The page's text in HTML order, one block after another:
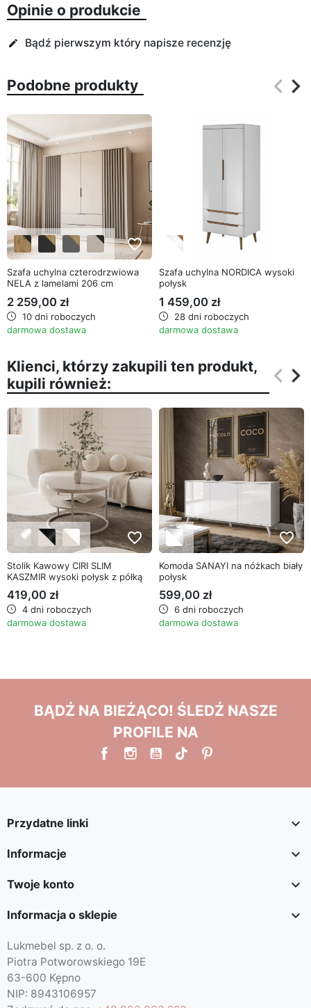
Opinie o produkcie
edit Bądź pierwszym który napisze recenzję
Podobne produkty keyboard_arrow_left
keyboard_arrow_right
favorite_border
Szafa uchylna czterodrzwiowa
NELA z lamelami 206 cm
2 259,00 zł
10 dni roboczych
darmowa dostawa
Szafa uchylna NORDICA wysoki
połysk
1 459,00 zł
28 dni roboczych
darmowa dostawa
Klienci, którzy zakupili ten produkt,
kupili również:
keyboard_arrow_left
keyboard_arrow_right
favorite_border
Stolik Kawowy CIRI SLIM
KASZMIR wysoki połysk z półką
419,00 zł
4 dni roboczych
darmowa dostawa
favorite_border
Komoda SANAYI na nóżkach biały
połysk
599,00 zł
6 dni roboczych
darmowa dostawa
BĄDŹ NA BIEŻĄCO! ŚLEDŹ NASZE
PROFILE NA
Przydatne linki 
Informacje 
Twoje konto 
Informacja o sklepie 
Lukmebel sp. z o. o.
Piotra Potworowskiego 19E
63-600 Kępno
NIP: 8943106957